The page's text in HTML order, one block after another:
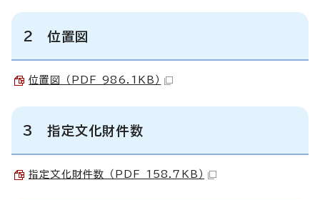
2 位置図
位置図 （PDF 986.1KB）
3 指定文化財件数
指定文化財件数 （PDF 158.7KB）